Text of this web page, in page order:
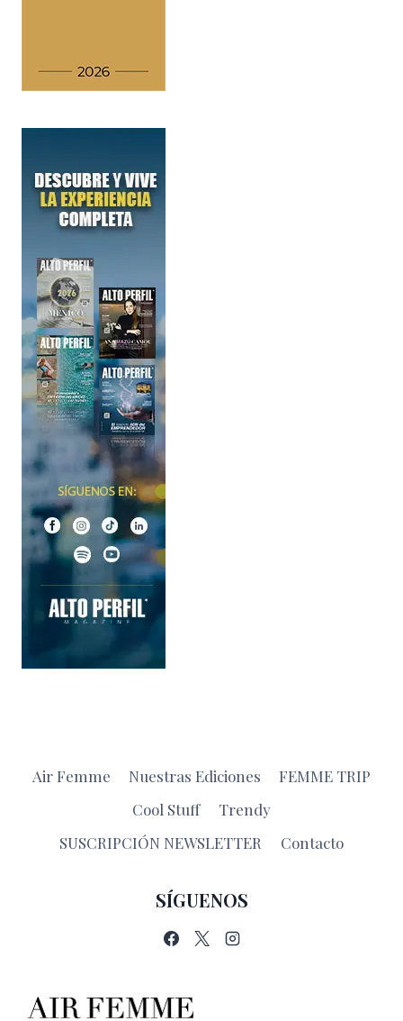
Air Femme Nuestras Ediciones
FEMME TRIP
Cool Stuff
Trendy
SUSCRIPCIÓN NEWSLETTER
Contacto
SÍGUENOS